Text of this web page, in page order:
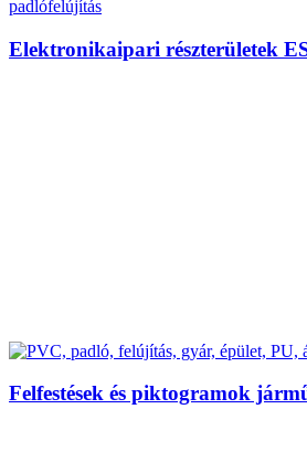
Elektronikaipari részterületek
Felfestések és piktogramok